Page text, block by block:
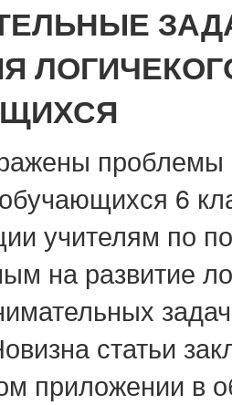
проблемы
6
учителям по
на развитие
статьи
приложении в